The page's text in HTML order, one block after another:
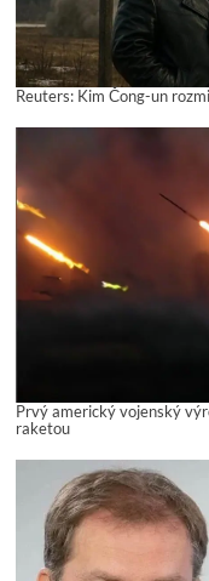
Reuters: Kim Čong-un
Prvý americký vojenský
raketou